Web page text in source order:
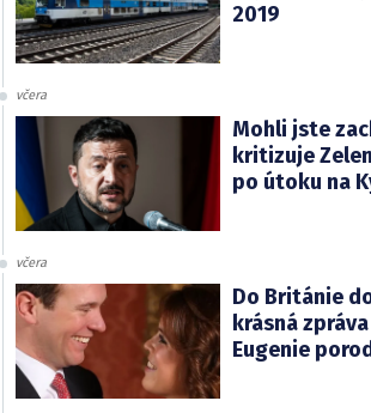
2019
včera
Mohli jste
kritizuje
po útoku na
včera
Do Británie
krásná
Eugenie